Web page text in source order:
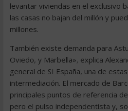
levantar viviendas en el exclusivo
las casas no bajan del millón y
millones.
También existe demanda para
Oviedo, y Marbella», explica
general de SI España, una de
intermediación. El mercado de
principales puntos de referencia
pero el pulso independentista y,